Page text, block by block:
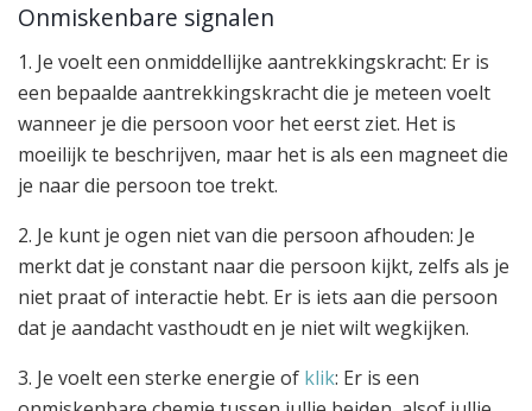
Onmiskenbare signalen
1. Je voelt een onmiddellijke aantrekkingskracht: Er is
een bepaalde aantrekkingskracht die je meteen voelt
wanneer je die persoon voor het eerst ziet. Het is
moeilijk te beschrijven, maar het is als een magneet die
je naar die persoon toe trekt.
2. Je kunt je ogen niet van die persoon afhouden: Je
merkt dat je constant naar die persoon kijkt, zelfs als je
niet praat of interactie hebt. Er is iets aan die persoon
dat je aandacht vasthoudt en je niet wilt wegkijken.
3. Je voelt een sterke energie of klik: Er is een